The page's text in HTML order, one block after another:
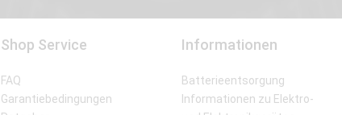
Shop Service
FAQ
Garantiebedingungen
Informationen
Batterieentsorgung
Informationen zu Elektro-